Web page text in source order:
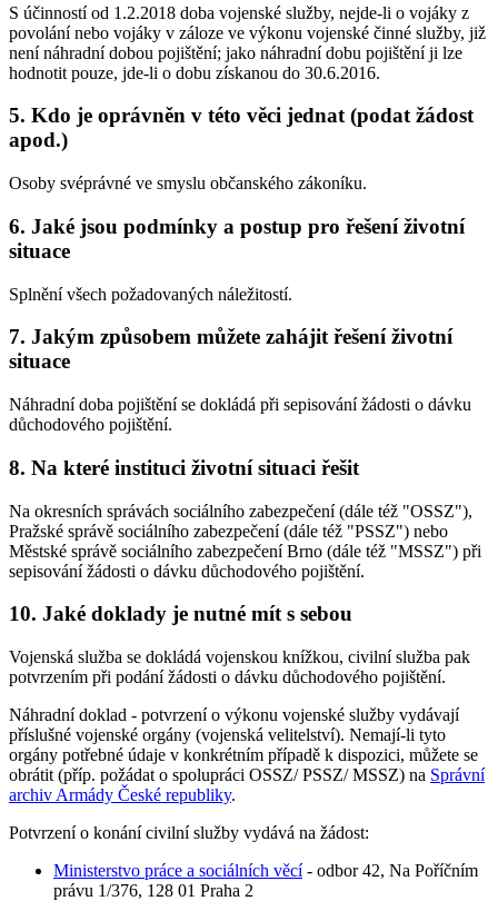
S účinností od 1.2.2018 doba vojenské služby, nejde-li o vojáky z
povolání nebo vojáky v záloze ve výkonu vojenské činné služby, již
není náhradní dobou pojištění; jako náhradní dobu pojištění ji lze
hodnotit pouze, jde-li o dobu získanou do 30.6.2016.
5. Kdo je oprávněn v této věci jednat (podat žádost
apod.)
Osoby svéprávné ve smyslu občanského zákoníku.
6. Jaké jsou podmínky a postup pro řešení životní
situace
Splnění všech požadovaných náležitostí.
7. Jakým způsobem můžete zahájit řešení životní
situace
Náhradní doba pojištění se dokládá při sepisování žádosti o dávku
důchodového pojištění.
8. Na které instituci životní situaci řešit
Na okresních správách sociálního zabezpečení (dále též "OSSZ"),
Pražské správě sociálního zabezpečení (dále též "PSSZ") nebo
Městské správě sociálního zabezpečení Brno (dále též "MSSZ") při
sepisování žádosti o dávku důchodového pojištění.
10. Jaké doklady je nutné mít s sebou
Vojenská služba se dokládá vojenskou knížkou, civilní služba pak
potvrzením při podání žádosti o dávku důchodového pojištění.
Náhradní doklad - potvrzení o výkonu vojenské služby vydávají
příslušné vojenské orgány (vojenská velitelství). Nemají-li tyto
orgány potřebné údaje v konkrétním případě k dispozici, můžete se
obrátit (příp. požádat o spolupráci OSSZ/ PSSZ/ MSSZ) na Správní
archiv Armády České republiky.
Potvrzení o konání civilní služby vydává na žádost:
Ministerstvo práce a sociálních věcí- odbor 42, Na Poříčním
právu 1/376, 128 01 Praha 2